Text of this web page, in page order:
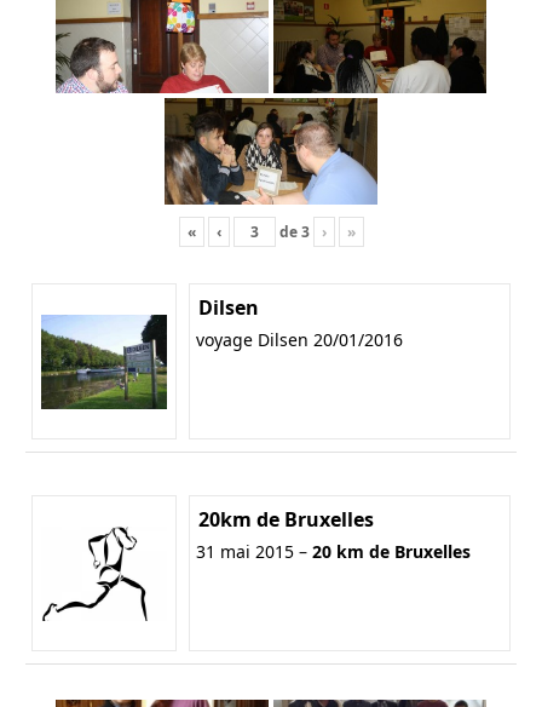
« ‹ de3 › »
Dilsen
voyage Dilsen 20/01/2016
20km de Bruxelles
31 mai 2015 – 20 km de Bruxelles